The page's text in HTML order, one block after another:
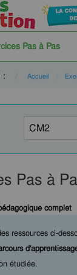
Pas à Pas
: Accueil
Pas à
complet
ressources ci-
étudiée.